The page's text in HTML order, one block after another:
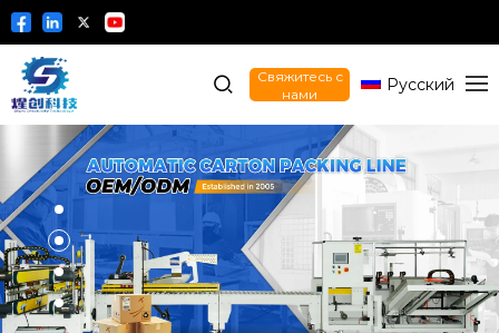
Свяжитесь с
нами
Русский